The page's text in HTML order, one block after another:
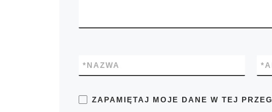
NAZWA
* *
ZAPAMIĘTAJ MOJE DANE W TEJ